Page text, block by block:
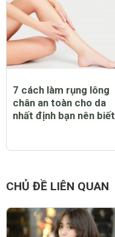
7 cách làm rụng lông
chân an toàn cho da
nhất định bạn nên biết
CHỦ ĐỀ LIÊN QUAN